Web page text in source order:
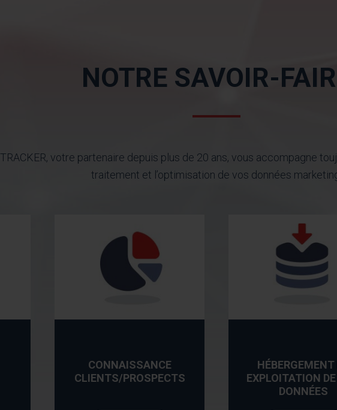
NOTRE SAVOIR-
TRACKER, votre partenaire depuis plus de 20 ans, vous accompagne
traitement et l’optimisation de vos données
CONNAISSANCE
CLIENTS/PROSPECTS
HÉBERGEMENT
EXPLOITATION
DONNÉES